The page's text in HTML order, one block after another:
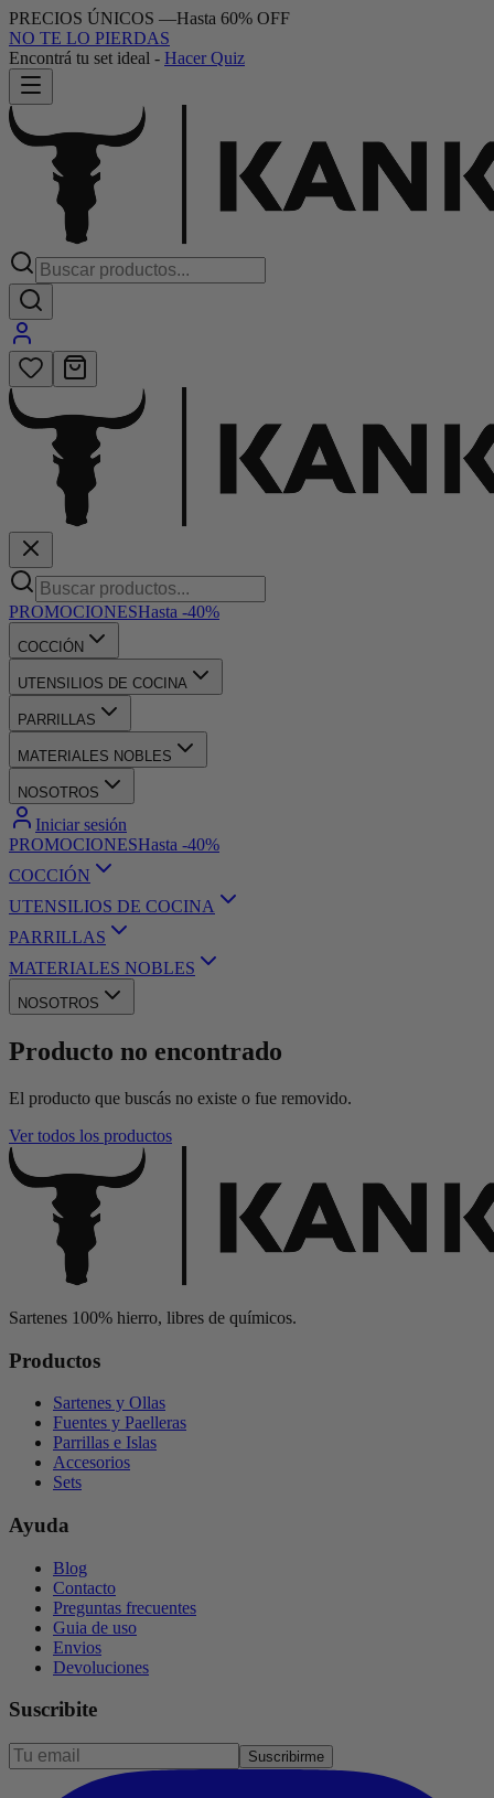
PRECIOS ÚNICOS —Hasta 60% OFF
NO TE LO PIERDAS
Encontrá tu set ideal - Hacer Quiz
PROMOCIONESHasta -40%
COCCIÓN
UTENSILIOS DE COCINA
PARRILLAS
MATERIALES NOBLES
NOSOTROS
Iniciar sesión
PROMOCIONESHasta -40%
COCCIÓN
UTENSILIOS DE COCINA
PARRILLAS
MATERIALES NOBLES
NOSOTROS
Producto no encontrado
El producto que buscás no existe o fue removido.
Ver todos los productos
Sartenes 100% hierro, libres de químicos.
Productos
Sartenes y Ollas
Fuentes y Paelleras
Parrillas e Islas
Accesorios
Sets
Ayuda
Blog
Contacto
Preguntas frecuentes
Guia de uso
Envios
Devoluciones
Suscribite
Suscribirme